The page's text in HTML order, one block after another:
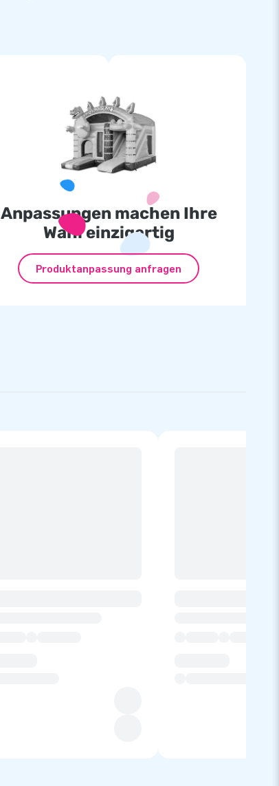
Anpassungen machen Ihre
Wahl einzigartig
Produktanpassung anfragen